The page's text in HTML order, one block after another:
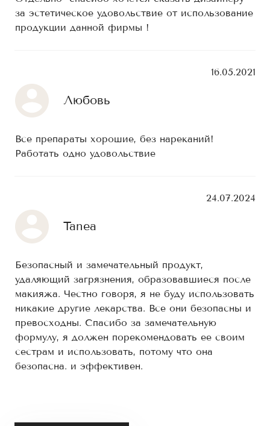
за эстетическое удовольствие от использование
продукции данной фирмы !
Любовь
16.05.2021
Все препараты хорошие, без нареканий!
Работать одно удовольствие
Tanea
24.07.2024
Безопасный и замечательный продукт,
удаляющий загрязнения, образовавшиеся после
макияжа. Честно говоря, я не буду использовать
никакие другие лекарства. Все они безопасны и
превосходны. Спасибо за замечательную
формулу, я должен порекомендовать ее своим
сестрам и использовать, потому что она
безопасна. и эффективен.